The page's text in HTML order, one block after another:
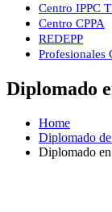
Centro IPPC
Centro CPPA
REDEPP
Profesionales
Diplomado
Home
Diplomado
Diplomado